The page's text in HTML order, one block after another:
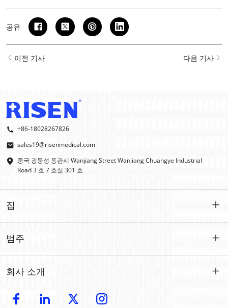
공유
이전 기사 다음 기사
+86-18028267826
sales19@risenmedical.com
중국 광둥성 동관시 Wanjiang Street Wanjiang Chuangye Industrial
Road 3 호 7 호실 301 호
집
집
제품
OEM | ODM
범주
맞춤형
회사 소개
소개